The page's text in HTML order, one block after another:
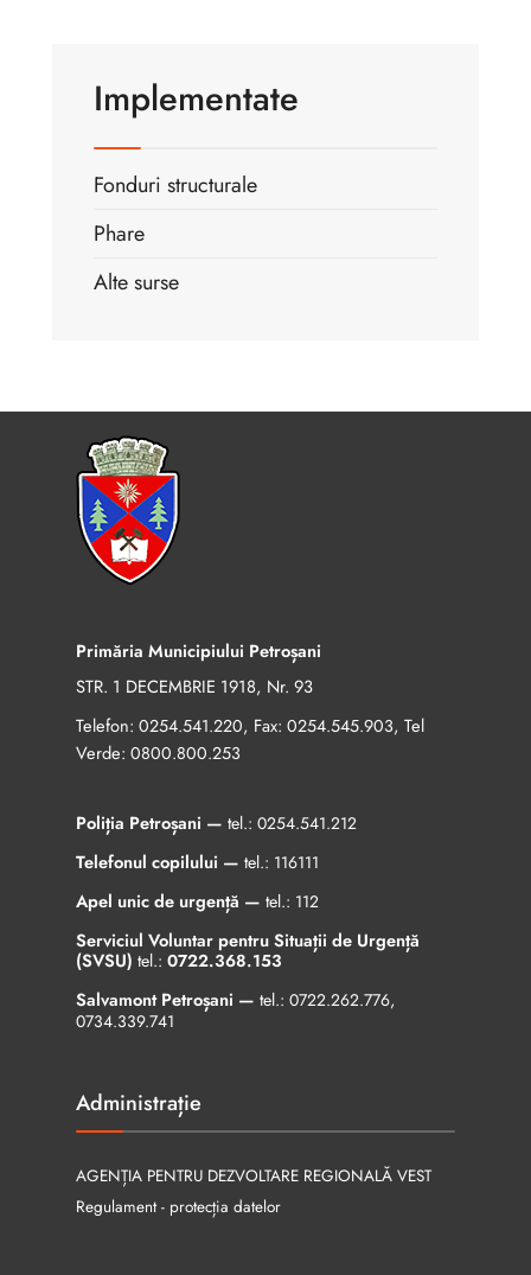
Implementate
Fonduri structurale
Phare
Alte surse
Primăria Municipiului Petroșani
STR. 1 DECEMBRIE 1918, Nr. 93
Telefon: 0254.541.220, Fax: 0254.545.903, Tel
Verde: 0800.800.253
Poliția Petroșani — tel.: 0254.541.212
Telefonul copilului — tel.: 116111
Apel unic de urgență — tel.: 112
Serviciul Voluntar pentru Situații de Urgență
(SVSU) tel.: 0722.368.153
Salvamont Petroșani — tel.: 0722.262.776,
0734.339.741
Administrație
AGENȚIA PENTRU DEZVOLTARE REGIONALĂ VEST
Regulament - protecția datelor